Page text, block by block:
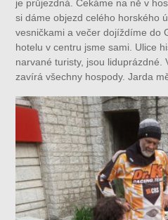
je průjezdná. Čekáme na ně v
si dáme objezd celého horského
vesničkami a večer dojíždíme do
hotelu v centru jsme sami. Ulice
narvané turisty, jsou liduprázdné.
zavírá všechny hospody. Jarda